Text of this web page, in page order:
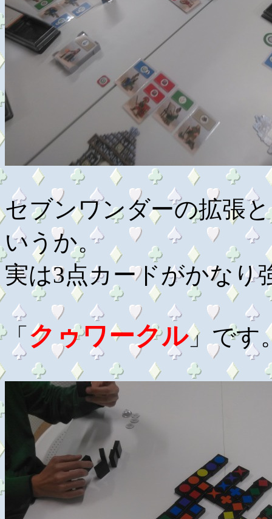
セブンワンダーの拡張
いうか。
実は3点カードがかなり
「 クゥワークル」です